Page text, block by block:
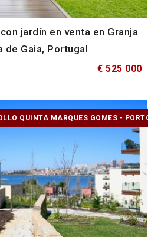
jardín en venta en Granja
de Gaia, Portugal
€ 525 000
QUINTA MARQUES GOMES -